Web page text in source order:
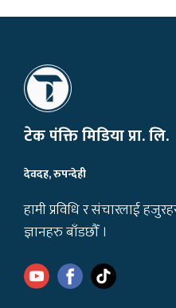
टेक पंक्ति मिडिया प्रा. लि.
देवदह, रुपन्देही
हामी प्रविधि र संचारलाई
ज्ञानहरु बाँडछौँ ।